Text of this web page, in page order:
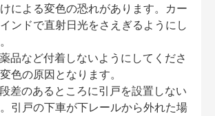
による変色の恐れがあります。カー
ンドで直射日光をさえぎるようにし
品など付着しないようにしてくださ
色の原因となります。
差のあるところに引戸を設置しない
引戸の下車が下レールから外れた場